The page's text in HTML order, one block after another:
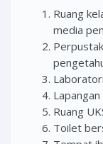
Ruang
media
Ruang
Toilet